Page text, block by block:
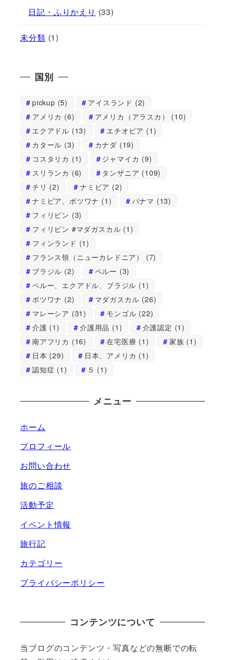
日記・ふりかえり (33)
未分類 (1)
国別
pickup (5) アイスランド (2)
アメリカ (6) アメリカ（アラスカ）
(10)
エクアドル (13) エチオピア (1)
カタール (3) カナダ (19)
コスタリカ (1) ジャマイカ (9)
スリランカ (6) タンザニア (109)
チリ (2) ナミビア (2)
ナミビア、ボツワナ (1) パナマ (13)
フィリピン (3)
フィリピン #マダガスカル (1)
フィンランド (1)
フランス領（ニューカレドニア）
(7)
ブラジル (2) ペルー (3)
ペルー、エクアドル、ブラジル (1)
ボツワナ (2) マダガスカル (26)
マレーシア (31) モンゴル (22)
介護 (1) 介護用品 (1) 介護認定 (1)
南アフリカ (16) 在宅医療 (1) 家族 (1)
日本 (29) 日本、アメリカ (1)
認知症 (1) ５ (1)
メニュー
ホーム
プロフィール
お問い合わせ
旅のご相談
活動予定
イベント情報
旅行記
カテゴリー
プライバシーポリシー
コンテンツについて
当ブログのコンテンツ・写真などの無断での転